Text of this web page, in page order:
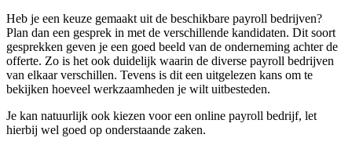
Heb je een keuze gemaakt uit de beschikbare payroll bedrijven?
Plan dan een gesprek in met de verschillende kandidaten. Dit soort
gesprekken geven je een goed beeld van de onderneming achter de
offerte. Zo is het ook duidelijk waarin de diverse payroll bedrijven
van elkaar verschillen. Tevens is dit een uitgelezen kans om te
bekijken hoeveel werkzaamheden je wilt uitbesteden.
Je kan natuurlijk ook kiezen voor een online payroll bedrijf, let
hierbij wel goed op onderstaande zaken.